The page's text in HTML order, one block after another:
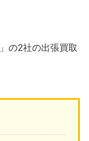
の2社の出張買取